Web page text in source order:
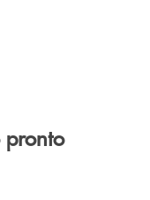
pronto